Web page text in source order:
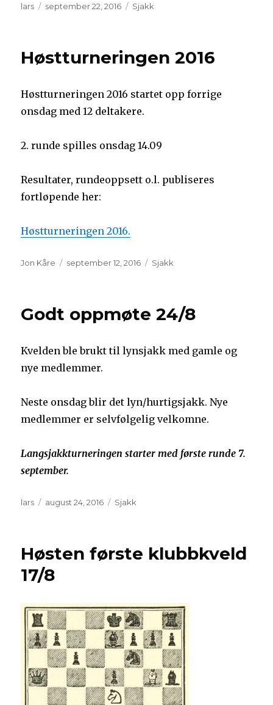
Forfatter
lars Publisert
september 22, 2016 Kategorier
Sjakk
Høstturneringen 2016
Høstturneringen 2016 startet opp forrige
onsdag med 12 deltakere.
2. runde spilles onsdag 14.09
Resultater, rundeoppsett o.l. publiseres
fortløpende her:
Høstturneringen 2016.
Forfatter
Jon Kåre Publisert
september 12, 2016 Kategorier
Sjakk
Godt oppmøte 24/8
Kvelden ble brukt til lynsjakk med gamle og
nye medlemmer.
Neste onsdag blir det lyn/hurtigsjakk. Nye
medlemmer er selvfølgelig velkomne.
Langsjakkturneringen starter med første runde 7.
september.
Forfatter
lars Publisert
august 24, 2016 Kategorier
Sjakk
Høsten første klubbkveld
17/8